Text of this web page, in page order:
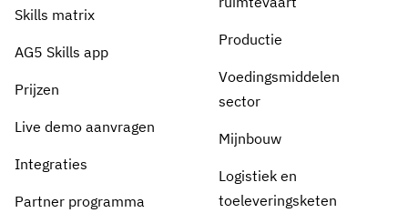
Skills matrix
AG5 Skills app
Prijzen
Live demo aanvragen
Integraties
Partner programma
Productie
Voedingsmiddelen
sector
Mijnbouw
Logistiek en
toeleveringsketen